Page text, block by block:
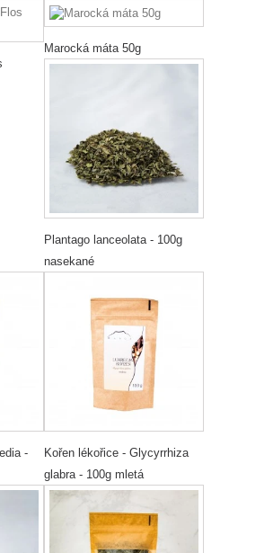
Marocká máta 50g
Plantago lanceolata - 100g
nasekané
-
Kořen lékořice - Glycyrrhiza
glabra - 100g mletá